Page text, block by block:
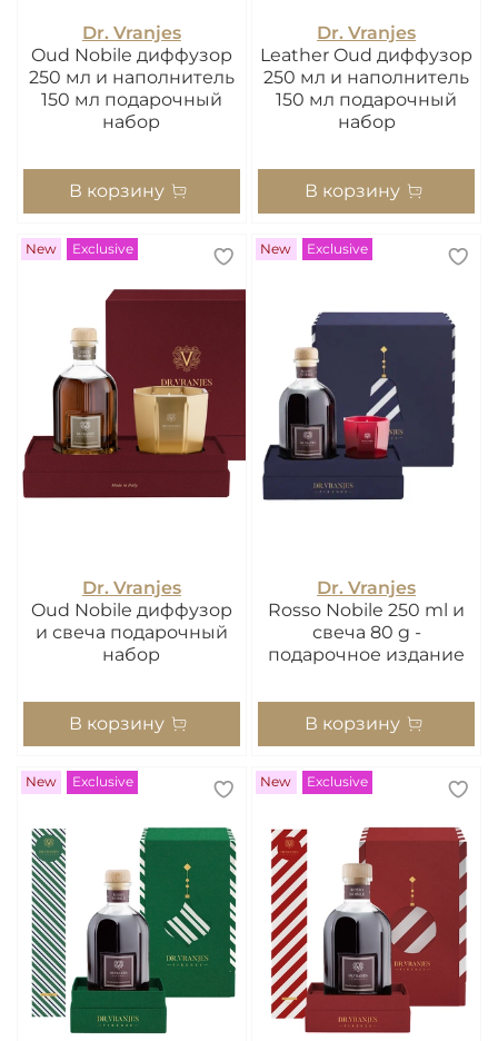
Dr. Vranjes
Oud Nobile диффузор
250 мл и наполнитель
150 мл подарочный
набор
В корзину
Dr. Vranjes
Leather Oud диффузор
250 мл и наполнитель
150 мл подарочный
набор
В корзину
New Exclusive
Dr. Vranjes
Oud Nobile диффузор
и свеча подарочный
набор
В корзину
New Exclusive
Dr. Vranjes
Rosso Nobile 250 ml и
свеча 80 g -
подарочное издание
В корзину
New Exclusive New Exclusive